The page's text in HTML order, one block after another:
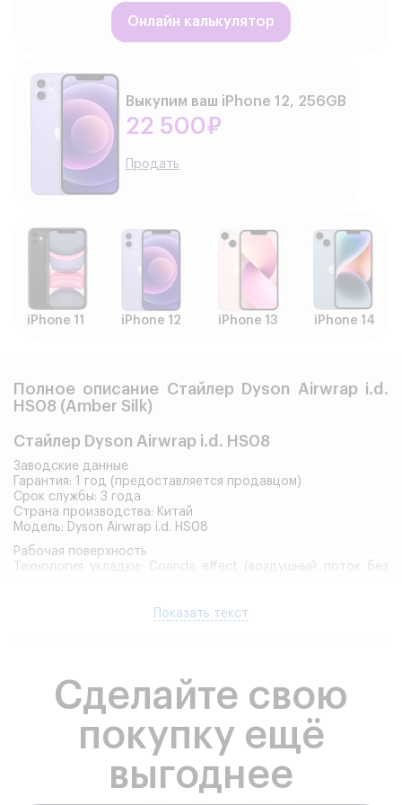
Онлайн калькулятор
Выкупим ваш iPhone 12, 256GB
22 500₽
Продать
iPhone 11 iPhone 12 iPhone 13 iPhone 14
Полное описание Стайлер Dyson Airwrap i.d.
HS08 (Amber Silk)
Стайлер Dyson Airwrap i.d. HS08
Заводские данные
Гарантия: 1 год (предоставляется продавцом)
Срок службы: 3 года
Страна производства: Китай
Модель: Dyson Airwrap i.d. HS08
Рабочая поверхность
Технология укладки: Coanda effect (воздушный поток без
Материал корпуса: термостойкий пластик
Тип конструкции: мультистайлер 6-в-1
Эргономичная рукоятка: Да
Магнитное крепление насадок: Да
Вес устройства: около 650 г (без насадок)
Регулировка температуры: Да
Показать текст
Сделайте свою
покупку ещё
выгоднее